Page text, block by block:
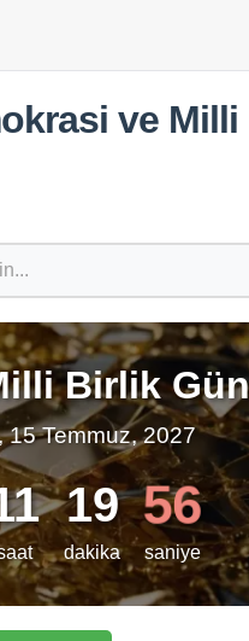
ve
Birlik
15 Temmuz, 2027
19
dakika
55
saniye